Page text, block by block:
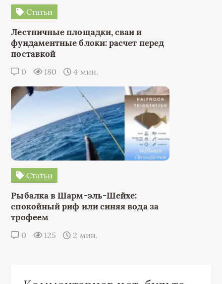
Статьи
Лестничные площадки, сваи и
фундаментные блоки: расчет перед
поставкой
0 180 4 мин.
Статьи
Рыбалка в Шарм-эль-Шейхе:
спокойный риф или синяя вода за
трофеем
0 125 2 мин.